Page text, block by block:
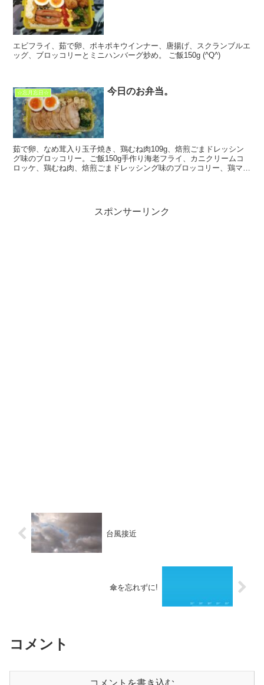
エビフライ、茹で卵、ポキポキウインナー、唐揚げ、スクランブルエ
ッグ、ブロッコリーとミニハンバーグ炒め。 ご飯150g (^Q^)
☆忘月忘日☆ 今日のお弁当。
茹で卵、なめ茸入り玉子焼き、鶏むね肉109g、焙煎ごまドレッシン
グ味のブロッコリー。ご飯150g手作り海老フライ、カニクリームコ
ロッケ、鶏むね肉、焙煎ごまドレッシング味のブロッコリー、鶏マ
スポンサーリンク
台風接近
傘を忘れずに!
コメント